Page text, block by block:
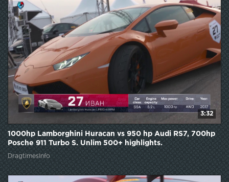
3:32
1000hp Lamborghini Huracan vs 950 hp Audi RS7, 700hp
Posche 911 Turbo S. Unlim 500+ highlights.
DragtimesInfo